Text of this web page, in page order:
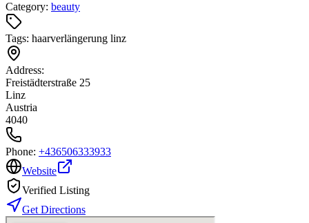
Category: beauty
Tags: haarverlängerung linz
Address:
Freistädterstraße 25
Linz
Austria
4040
Phone: +436506333933
Website
Verified Listing
Get Directions